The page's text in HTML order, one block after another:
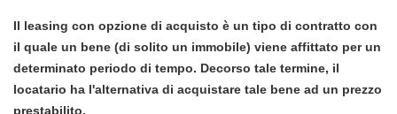
Il leasing con opzione di acquisto è un tipo di contratto con
il quale un bene (di solito un immobile) viene affittato per un
determinato periodo di tempo. Decorso tale termine, il
locatario ha l'alternativa di acquistare tale bene ad un prezzo
prestabilito.